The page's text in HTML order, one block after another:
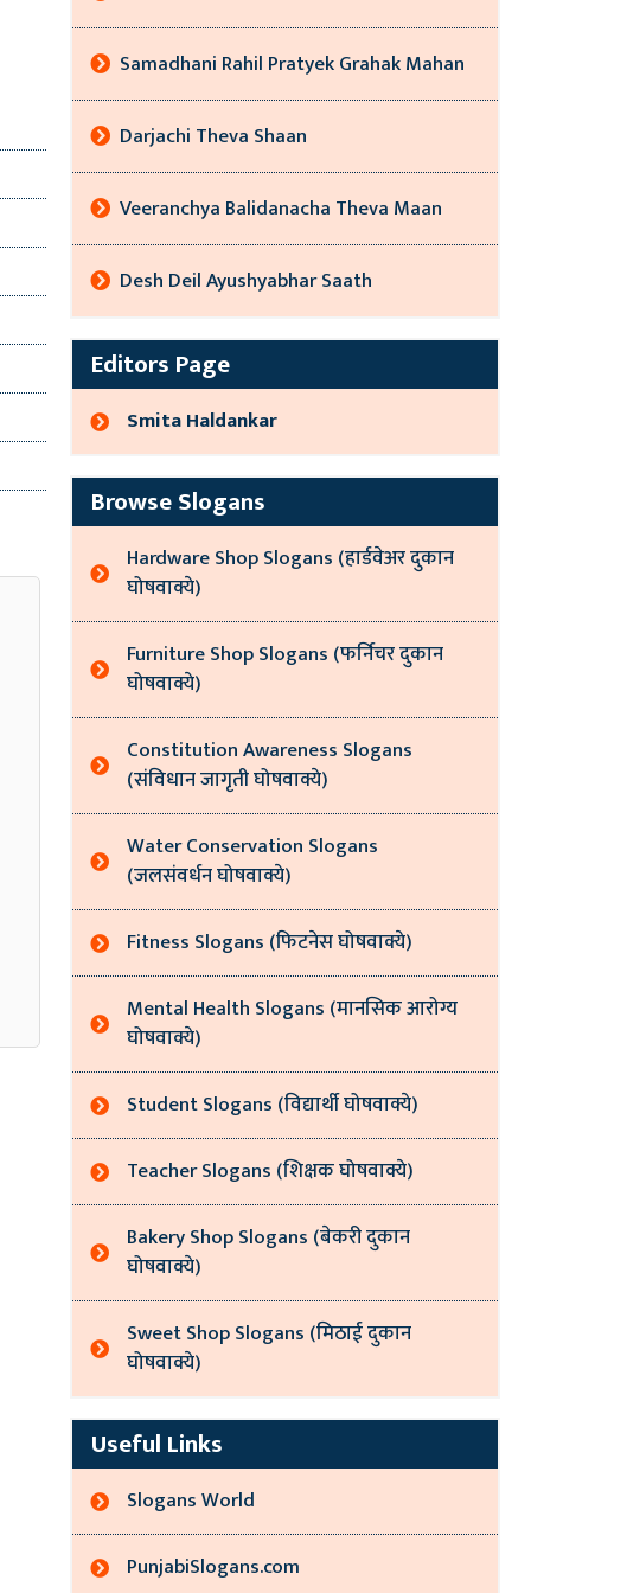
Samadhani Rahil Pratyek Grahak Mahan
Darjachi Theva Shaan
Veeranchya Balidanacha Theva Maan
Desh Deil Ayushyabhar Saath
Editors Page
Smita Haldankar
Browse Slogans
Hardware Shop Slogans (हार्डवेअर दुकान
घोषवाक्ये)
Furniture Shop Slogans (फर्निचर दुकान
घोषवाक्ये)
Constitution Awareness Slogans
(संविधान जागृती घोषवाक्ये)
Water Conservation Slogans
(जलसंवर्धन घोषवाक्ये)
Fitness Slogans (फिटनेस घोषवाक्ये)
Mental Health Slogans (मानसिक आरोग्य
घोषवाक्ये)
Student Slogans (विद्यार्थी घोषवाक्ये)
Teacher Slogans (शिक्षक घोषवाक्ये)
Bakery Shop Slogans (बेकरी दुकान
घोषवाक्ये)
Sweet Shop Slogans (मिठाई दुकान
घोषवाक्ये)
Useful Links
Slogans World
PunjabiSlogans.com